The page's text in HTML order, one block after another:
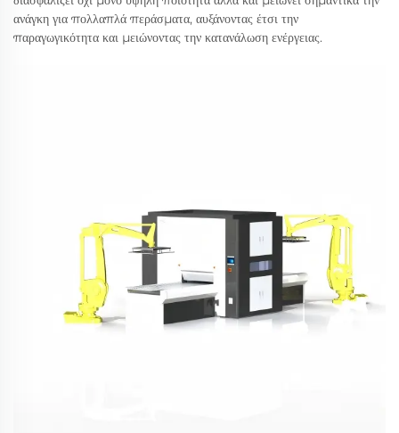
ανάγκη για πολλαπλά περάσματα, αυξάνοντας έτσι την
παραγωγικότητα και μειώνοντας την κατανάλωση ενέργειας.